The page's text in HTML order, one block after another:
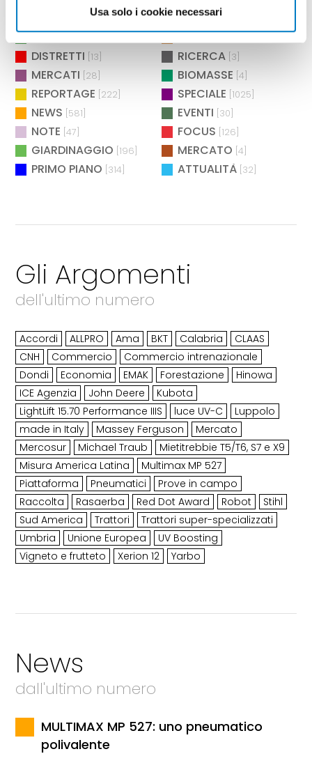
Usa solo i cookie necessari
BIOENERGIA [26] MANIFESTAZIONI
AMBIENTE TECNICA
DISTRETTI [13] RICERCA [3]
MERCATI [28] BIOMASSE [4]
REPORTAGE [222] SPECIALE [1025]
NEWS [581] EVENTI [30]
NOTE [47] FOCUS [126]
GIARDINAGGIO [196] MERCATO [4]
PRIMO PIANO [314] ATTUALITÀ [32]
Gli Argomenti
dell'ultimo numero
Accordi ALLPRO Ama BKT Calabria
CLAAS
CNH
Commercio
Commercio intrenazionale
Dondi
Economia EMAK Forestazione
Hinowa
ICE Agenzia
John Deere
Kubota
LightLift 15.70 Performance IIIS
luce UV-C
Luppolo
made in Italy
Massey Ferguson
Mercato
Mercosur
Michael Traub
Mietitrebbie T5/T6, S7 e X9
Misura America Latina
Multimax MP 527
Piattaforma
Pneumatici
Prove in campo
Raccolta
Rasaerba Red Dot Award Robot
Stihl
Sud America
Trattori
Trattori super-specializzati
Umbria
Unione Europea
UV Boosting
Vigneto e frutteto
Xerion 12 Yarbo
News
dall'ultimo numero
MULTIMAX MP 527: uno pneumatico
polivalente